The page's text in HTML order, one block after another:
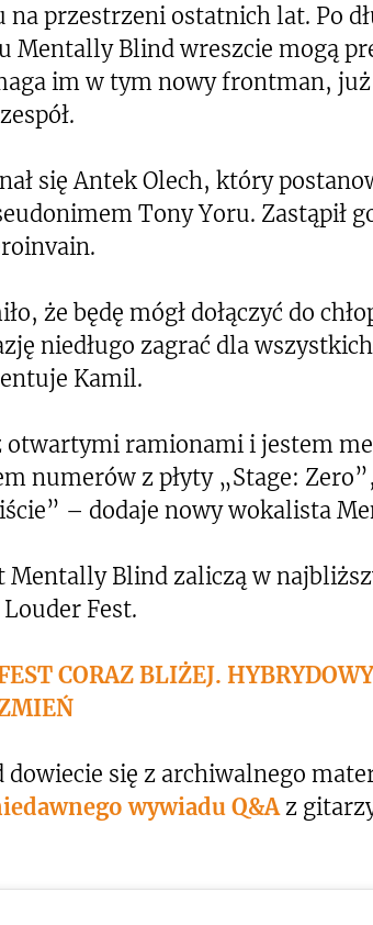
przestrzeni ostatnich lat. Po
Mentally Blind wreszcie mogą
im w tym nowy frontman,
się Antek Olech, który
Tony Yoru. Zastąpił
że będę mógł dołączyć do
niedługo zagrać dla
Kamil.
otwartymi ramionami i jestem
numerów z płyty „Stage:
– dodaje nowy wokalista
Mentally Blind zaliczą w
Fest.
CORAZ BLIŻEJ.
się z archiwalnego
wywiadu Q&Az